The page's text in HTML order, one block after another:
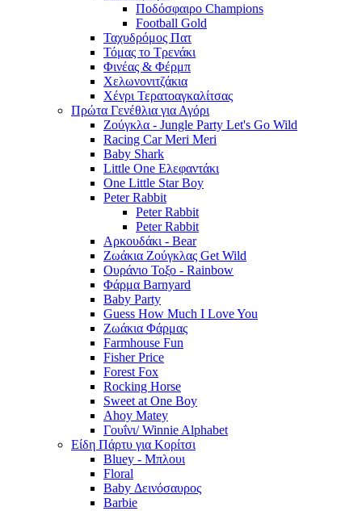
Ποδόσφαιρο Champions
Football Gold
Ταχυδρόμος Πατ
Τόμας το Τρενάκι
Φινέας & Φέρμπ
Χελωνονιτζάκια
Χένρι Τερατοαγκαλίτσας
Πρώτα Γενέθλια για Αγόρι
Ζούγκλα - Jungle Party Let's Go Wild
Racing Car Meri Meri
Baby Shark
Little One Ελεφαντάκι
One Little Star Boy
Peter Rabbit
Peter Rabbit
Peter Rabbit
Αρκουδάκι - Bear
Ζωάκια Ζούγκλας Get Wild
Ουράνιο Τοξο - Rainbow
Φάρμα Barnyard
Baby Party
Guess How Much I Love You
Ζωάκια Φάρμας
Farmhouse Fun
Fisher Price
Forest Fox
Rocking Horse
Sweet at One Boy
Ahoy Matey
Γουΐνι/ Winnie Alphabet
Είδη Πάρτυ για Κορίτσι
Bluey - Μπλουι
Floral
Baby Δεινόσαυρος
Barbie